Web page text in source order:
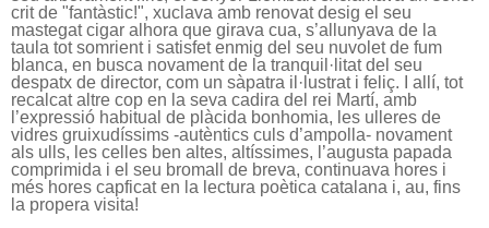
crit de "fantàstic!", xuclava amb renovat desig el seu
mastegat cigar alhora que girava cua, s’allunyava de la
taula tot somrient i satisfet enmig del seu nuvolet de fum
blanca, en busca novament de la tranquil·litat del seu
despatx de director, com un sàpatra il·lustrat i feliç. I allí, tot
recalcat altre cop en la seva cadira del rei Martí, amb
l’expressió habitual de plàcida bonhomia, les ulleres de
vidres gruixudíssims -autèntics culs d’ampolla- novament
als ulls, les celles ben altes, altíssimes, l’augusta papada
comprimida i el seu bromall de breva, continuava hores i
més hores capficat en la lectura poètica catalana i, au, fins
la propera visita!